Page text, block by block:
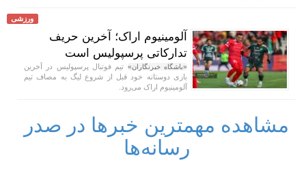
ورزشی
آلومینیوم اراک؛ آخرین حریف
تدارکاتی پرسپولیس است
«باشگاه خبرنگاران» تیم فوتبال پرسپولیس در آخرین
بازی دوستانه خود قبل از شروع لیگ به مصاف تیم
آلومینیوم اراک می‌رود.
مشاهده مهمترین خبرها در صدر
رسانه‌ها